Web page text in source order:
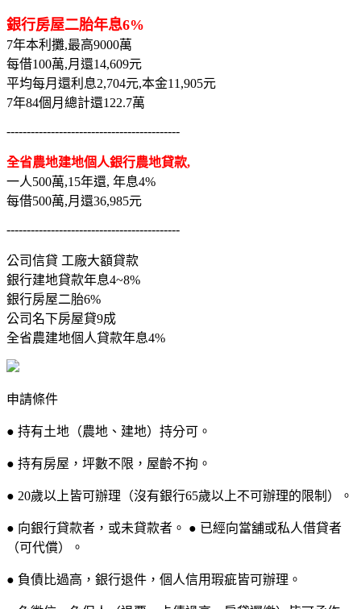
銀行房屋二胎年息6%
7年本利攤,最高9000萬
每借100萬,月還14,609元
平均每月還利息2,704元,本金11,905元
7年84個月總計還122.7萬
-------------------------------------------
全省農地建地個人銀行農地貸款,
一人500萬,15年還, 年息4%
每借500萬,月還36,985元
-------------------------------------------
公司信貸 工廠大額貸款
銀行建地貸款年息4~8%
銀行房屋二胎6%
公司名下房屋貸9成
全省農建地個人貸款年息4%
申請條件
● 持有土地（農地、建地）持分可。
● 持有房屋，坪數不限，屋齡不拘。
● 20歲以上皆可辦理（沒有銀行65歲以上不可辦理的限制）。
● 向銀行貸款者，或未貸款者。 ● 已經向當舖或私人借貸者
（可代償）。
● 負債比過高，銀行退件，個人信用瑕疵皆可辦理。